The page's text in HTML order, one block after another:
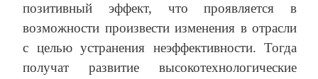
позитивный эффект, что проявляется в
возможности произвести изменения в отрасли
с целью устранения неэффективности. Тогда
получат развитие высокотехнологические